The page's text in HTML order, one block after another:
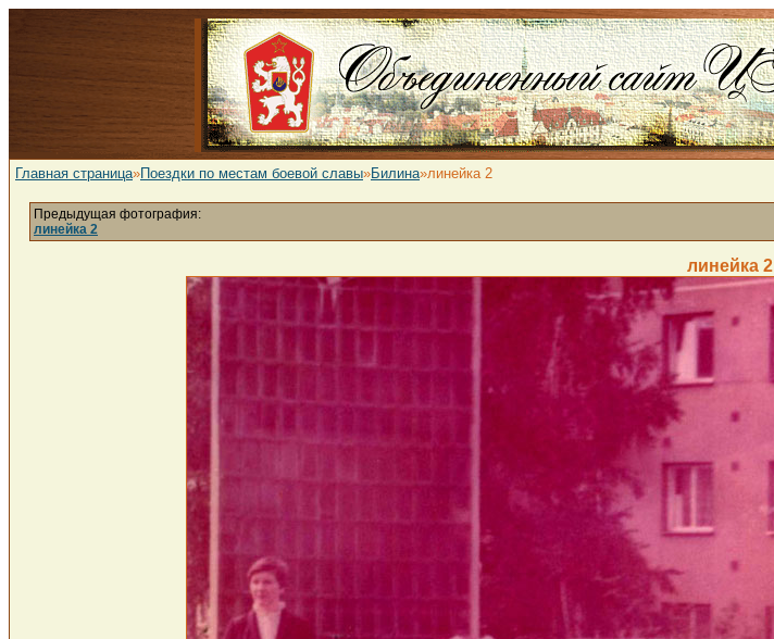
Главная страница»Поездки по местам боевой славы»Билина»линейка 2
Предыдущая фотография:
линейка 2
линейка 2